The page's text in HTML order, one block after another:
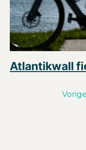
Atlantikwall
Vorige